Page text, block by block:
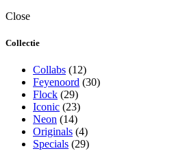
Close
Collectie
Collabs (12)
Feyenoord (30)
Flock (29)
Iconic (23)
Neon (14)
Originals (4)
Specials (29)